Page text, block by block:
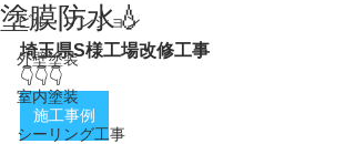
ビル・マンション
外壁塗装
室内塗装
シーリング工事
塗膜防水💧
埼玉県S様工場改修工事
👇👇👇
施工事例